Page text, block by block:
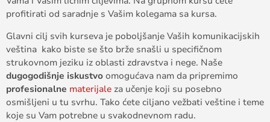
profitirati od saradnje s Vašim kolegama sa kursa.
Glavni cilj svih kurseva je poboljšanje Vaših komunikacijskih
veština kako biste se što brže snašli u specifičnom
strukovnom jeziku iz oblasti zdravstva i nege. Naše
dugogodišnje iskustvo omogućava nam da pripremimo
profesionalne materijale za učenje koji su posebno
osmišljeni u tu svrhu. Tako ćete ciljano vežbati veštine i teme
koje su Vam potrebne u svakodnevnom radu.